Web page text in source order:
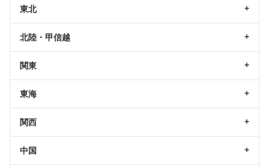
東北
北陸・甲信越
関東
東海
関西
中国